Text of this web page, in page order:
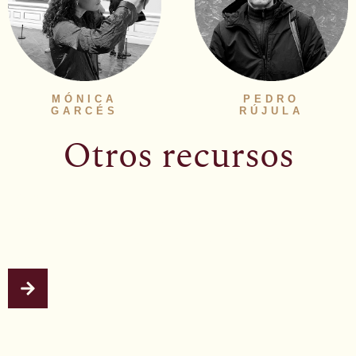
MÓNICA
GARCÉS
PEDRO
RÚJULA
Otros recursos